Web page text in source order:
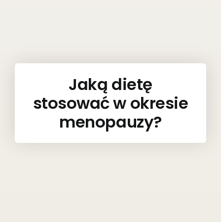
Jaką dietę
stosować w okresie
menopauzy?